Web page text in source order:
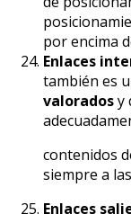
por encima
Enlaces
también es
valoradosy
contenidos
siempre a
Enlaces